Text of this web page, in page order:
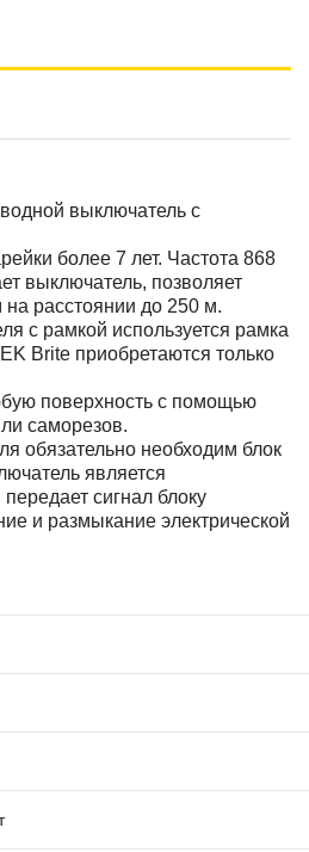
выключатель с
более 7 лет. Частота 868
выключатель, позволяет
расстоянии до 250 м.
с рамкой используется рамка
Brite приобретаются только
поверхность с помощью
саморезов.
обязательно необходим блок
является
сигнал блоку
и размыкание электрической